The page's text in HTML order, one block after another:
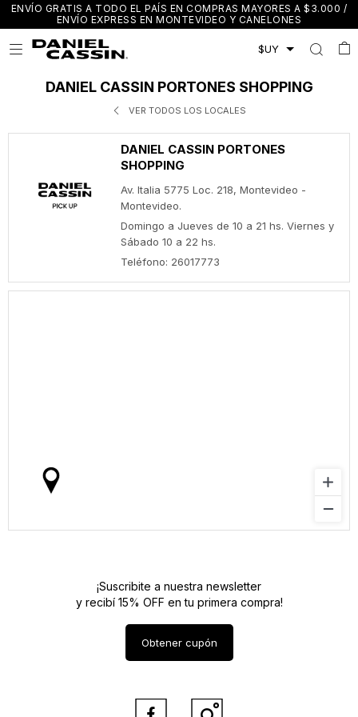
ENVÍO GRATIS A TODO EL PAÍS EN COMPRAS MAYORES A $3.000 /
ENVÍO EXPRESS EN MONTEVIDEO Y CANELONES

DANIEL CASSIN PORTONES SHOPPING
VER TODOS LOS LOCALES
DANIEL CASSIN PORTONES
SHOPPING
Av. Italia 5775 Loc. 218, Montevideo -
Montevideo.
Domingo a Jueves de 10 a 21 hs. Viernes y
Sábado 10 a 22 hs.
Teléfono: 26017773
¡Suscribite a nuestra newsletter
y recibí 15% OFF en tu primera compra!
Obtener cupón